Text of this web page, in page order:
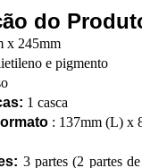
do
x 245mm
e pigmento
1 casca
: 137mm (L) x
3 partes (2 partes